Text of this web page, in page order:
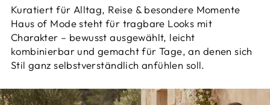
Kuratiert für Alltag, Reise & besondere Momente
Haus of Mode steht für tragbare Looks mit
Charakter – bewusst ausgewählt, leicht
kombinierbar und gemacht für Tage, an denen sich
Stil ganz selbstverständlich anfühlen soll.